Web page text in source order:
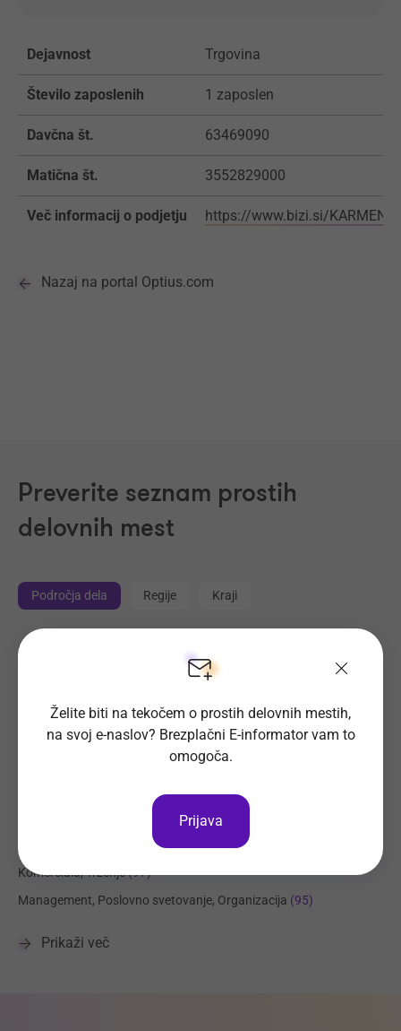
Dejavnost Trgovina
Število zaposlenih 1 zaposlen
Davčna št. 63469090
Matična št. 3552829000
Več informacij o podjetju https://www.bizi.si/KARMEN-
Nazaj na portal Optius.com
Preverite seznam prostih
delovnih mest
Področja dela Regije Kraji
Proizvodnja, Steklarstvo
(325)
Trgovina
(221)
Transport, Nabava, Logistika(204)
Strojništvo, Metalurgija, Rudarstvo(178)
Elektrotehnika, Elektronika, Telekomunikacije
Komerciala, Trženje(97)
Management, Poslovno svetovanje, Organizacija (95)
Prikaži več
Želite biti na tekočem o prostih delovnih mestih,
na svoj e-naslov? Brezplačni E-informator vam to
omogoča.
Prijava